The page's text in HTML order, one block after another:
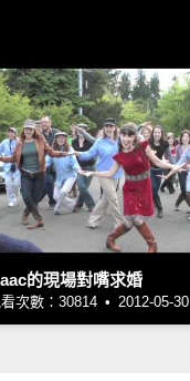
的現場對嘴求婚
次數：30814 • 2012-05-30